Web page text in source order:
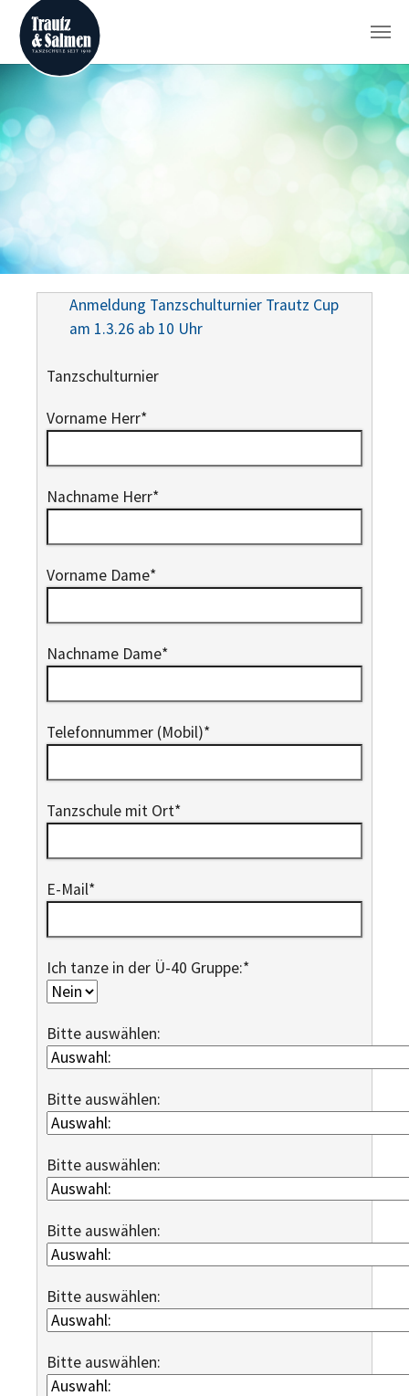
Zum Hauptinhalt springen
Anmeldung Tanzschulturnier Trautz Cup
am 1.3.26 ab 10 Uhr
Tanzschulturnier
Vorname Herr*
Nachname Herr*
Vorname Dame*
Nachname Dame*
Telefonnummer (Mobil)*
Tanzschule mit Ort*
E-Mail*
Ich tanze in der Ü-40 Gruppe:*
Bitte auswählen:
Bitte auswählen:
Bitte auswählen:
Bitte auswählen:
Bitte auswählen:
Bitte auswählen: